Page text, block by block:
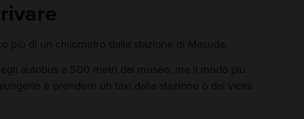
più di un chilometro dalla stazione di Masuda.
autobus a 500 metri dal museo, ma il modo più
è prendere un taxi dalla stazione o dai vicini